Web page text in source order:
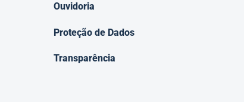
Ouvidoria
Proteção de Dados
Transparência